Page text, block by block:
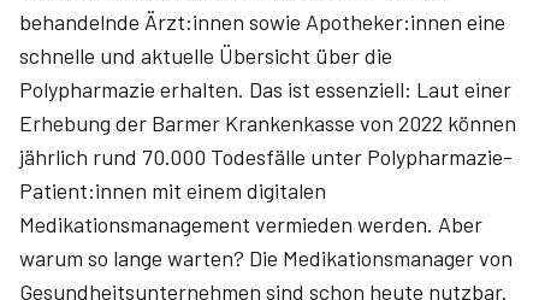
behandelnde Ärzt:innen sowie Apotheker:innen eine
schnelle und aktuelle Übersicht über die
Polypharmazie erhalten. Das ist essenziell: Laut einer
Erhebung der Barmer Krankenkasse von 2022 können
jährlich rund 70.000 Todesfälle unter Polypharmazie-
Patient:innen mit einem digitalen
Medikationsmanagement vermieden werden. Aber
warum so lange warten? Die Medikationsmanager von
Gesundheitsunternehmen sind schon heute nutzbar.